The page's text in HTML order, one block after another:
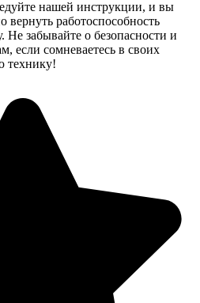
нашей инструкции, и вы
вернуть работоспособность
забывайте о безопасности и
если сомневаетесь в своих
технику!